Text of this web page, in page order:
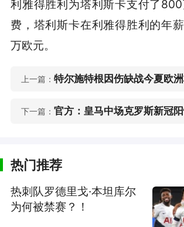
利雅得胜利为塔利斯卡支付了
费，塔利斯卡在利雅得胜利的年
万欧元。
上一篇： 特尔施特根因伤缺战今夏欧
下一篇： 官方：皇马中场克罗斯新冠
热门推荐
热刺队罗德里戈·本坦库尔
为何被禁赛？！